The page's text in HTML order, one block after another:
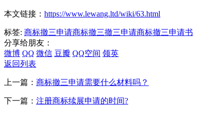
本文链接： https://www.lewang.ltd/wiki/63.html
标签: 商标撤三申请商标撤三撤三申请商标撤三申请书
分享给朋友：
微博 QQ 微信 豆瓣 QQ空间 领英
返回列表
上一篇： 商标撤三申请需要什么材料吗？
下一篇： 注册商标续展申请的时间?